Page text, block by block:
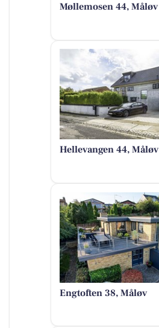
Møllemosen 44, Måløv
Hellevangen 44, Måløv
Engtoften 38, Måløv